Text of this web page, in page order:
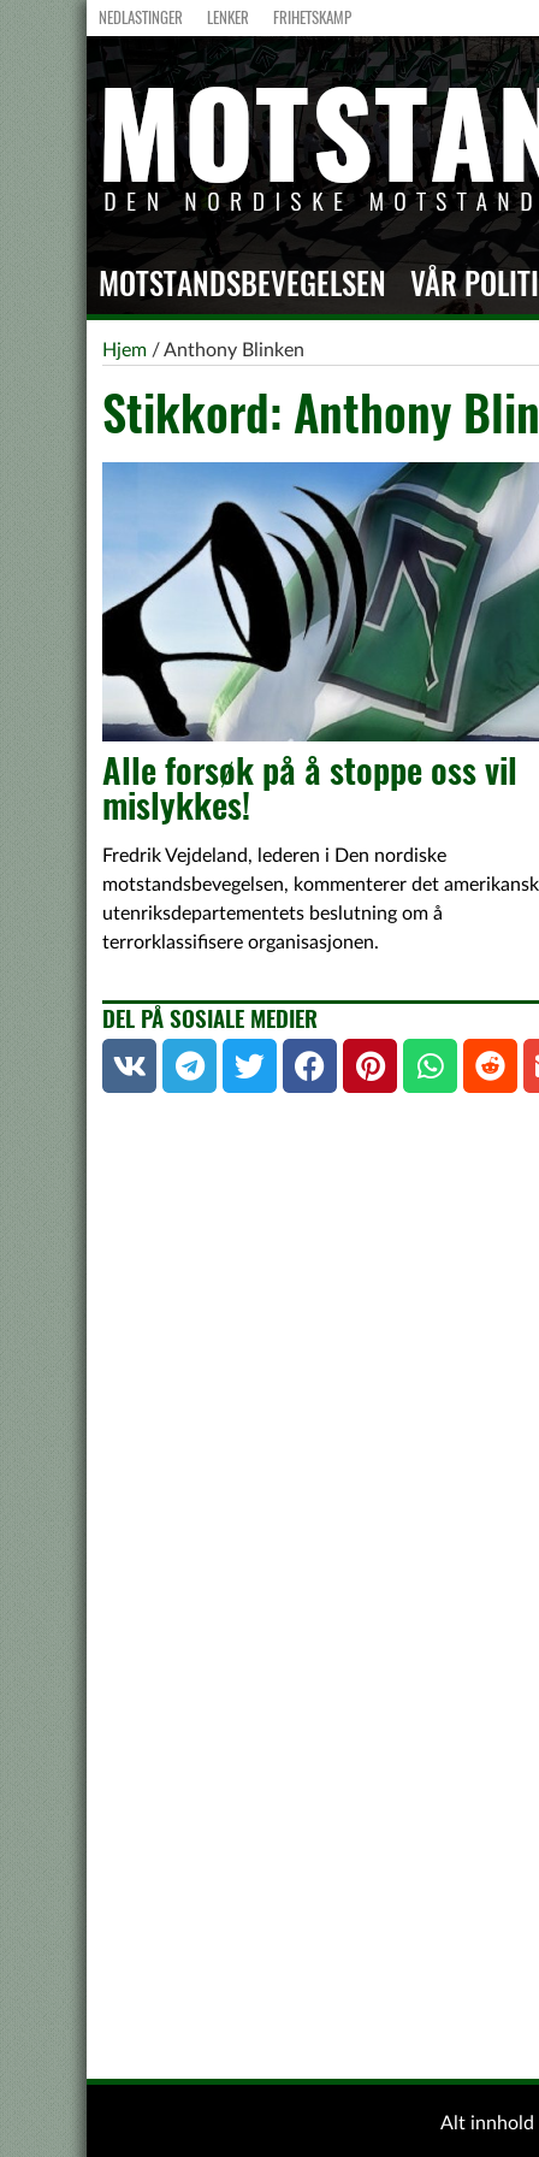
NEDLASTINGER LENKER FRIHETSKAMP
MOTSTANDSBEVEGELSEN VÅR
Hjem /Anthony Blinken
Stikkord: Anthony
Alle forsøk på å stoppe oss vil
mislykkes!
Fredrik Vejdeland, lederen i Den nordiske
motstandsbevegelsen, kommenterer det
utenriksdepartementets beslutning om å
terrorklassifisere organisasjonen.
DEL PÅ SOSIALE MEDIER
Alt innhold